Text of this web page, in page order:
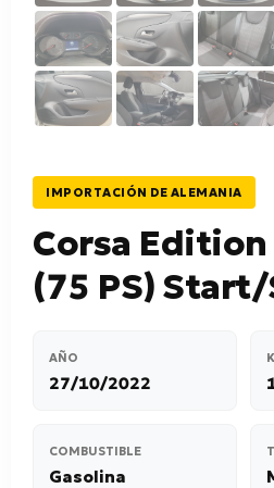
IMPORTACIÓN DE ALEMANIA
Corsa Edition
(75 PS)
AÑO
27/10/2022
COMBUSTIBLE
Gasolina